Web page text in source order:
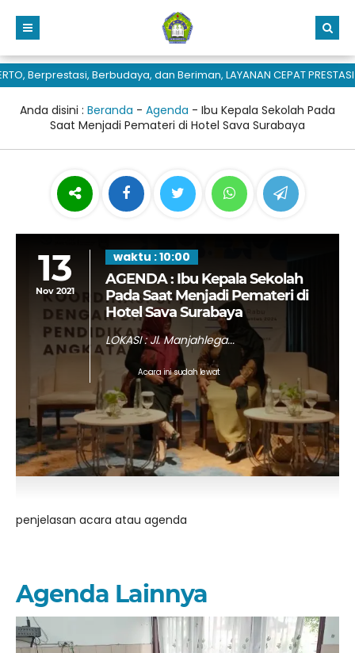
Berprestasi, Berbudaya, dan Beriman, LAYANAN CEPAT PRESTASI
Anda disini : Beranda - Agenda - Ibu Kepala Sekolah Pada
Saat Menjadi Pemateri di Hotel Sava Surabaya
13
Nov 2021
waktu : 10:00
AGENDA : Ibu Kepala Sekolah
Pada Saat Menjadi Pemateri di
Hotel Sava Surabaya
LOKASI : Jl. Manjahlega...
Acara ini sudah lewat
penjelasan acara atau agenda
Agenda Lainnya